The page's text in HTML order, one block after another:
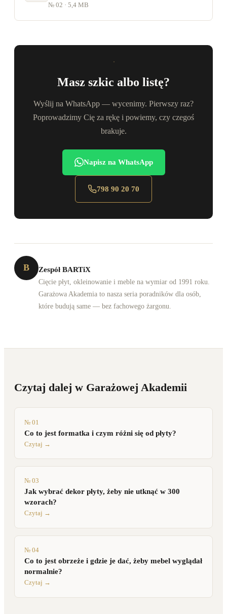
№ 02 · 5,4 MB
Masz szkic albo listę?
Wyślij na WhatsApp — wycenimy. Pierwszy raz?
Poprowadzimy Cię za rękę i powiemy, czy czegoś
brakuje.
Napisz na WhatsApp
798 90 20 70
B Zespół BARTiX
Cięcie płyt, okleinowanie i meble na wymiar od 1991 roku.
Garażowa Akademia to nasza seria poradników dla osób,
które budują same — bez fachowego żargonu.
Czytaj dalej w Garażowej Akademii
№ 01
Co to jest formatka i czym różni się od płyty?
Czytaj →
№ 03
Jak wybrać dekor płyty, żeby nie utknąć w 300
wzorach?
Czytaj →
№ 04
Co to jest obrzeże i gdzie je dać, żeby mebel wyglądał
normalnie?
Czytaj →